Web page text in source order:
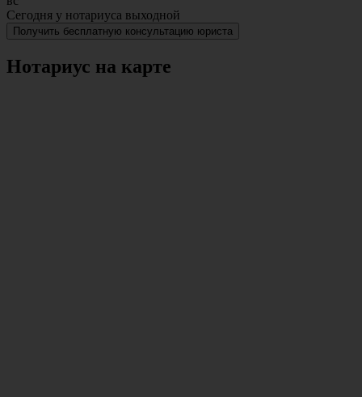
Сегодня у нотариуса выходной
Получить бесплатную консультацию юриста
Нотариус на карте